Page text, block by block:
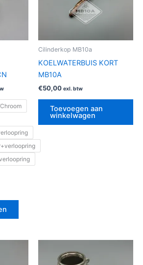
productpagina
Cilinderkop MB10a
KOELWATERBUIS KORT
MB10A
€50,00 exl. btw
Toevoegen aan
winkelwagen